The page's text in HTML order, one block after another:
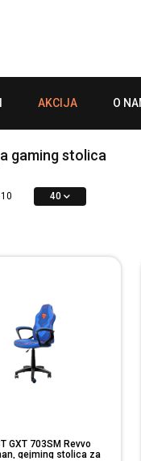
AKCIJA O
gaming stolica
10 40
GXT 703SM Revvo
gejming stolica za